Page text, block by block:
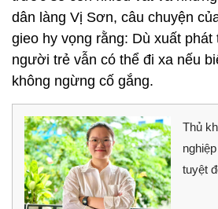
dân làng Vị Sơn, câu chuyện
gieo hy vọng rằng: Dù xuất
người trẻ vẫn có thể đi xa nếu
không ngừng cố gắng.
Thủ
tuyệt